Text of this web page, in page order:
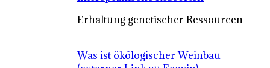
Erhaltung genetischer Ressourcen
Was ist ökölogischer Weinbau